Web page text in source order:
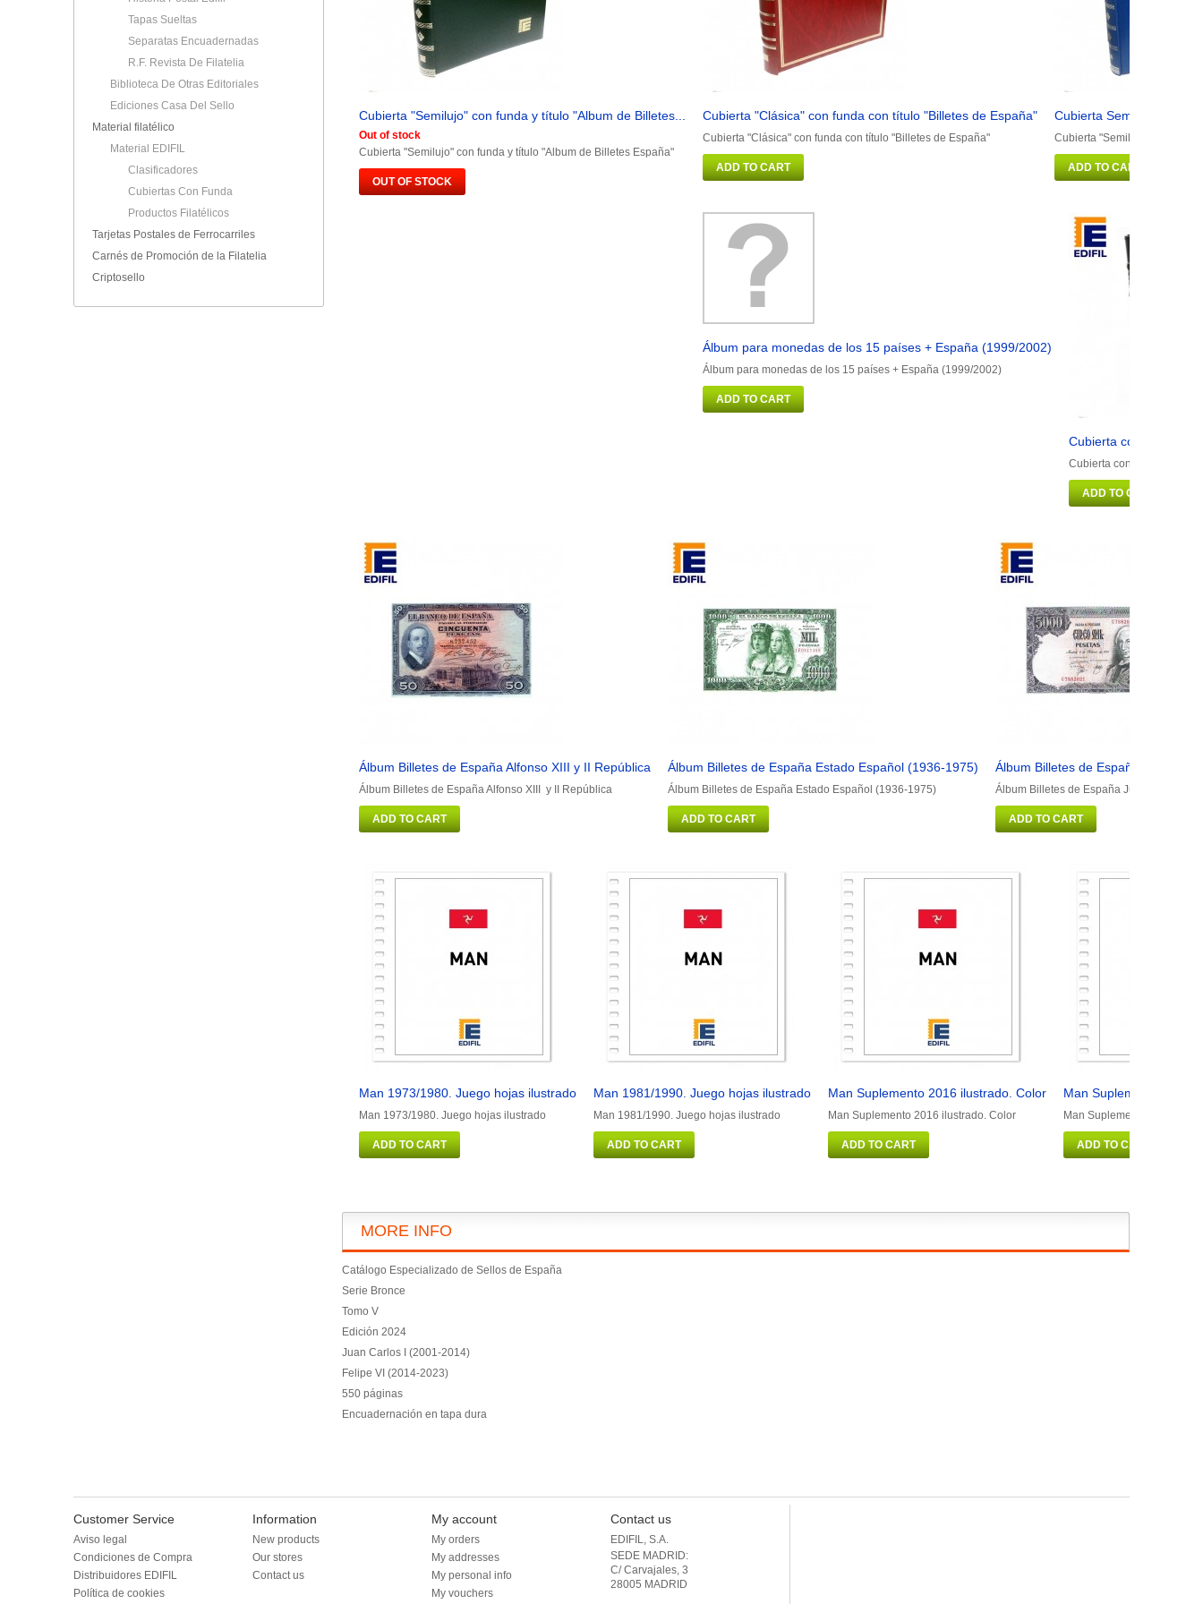
Tapas Sueltas
Separatas Encuadernadas
R.F. Revista De Filatelia
Biblioteca De Otras Editoriales
Ediciones Casa Del Sello
Material filatélico
Material EDIFIL
Clasificadores
Cubiertas Con Funda
Productos Filatélicos
Tarjetas Postales de Ferrocarriles
Carnés de Promoción de la Filatelia
Criptosello
Cubierta "Semilujo" con funda y título "Album de Billetes...
Out of stock
Cubierta "Semilujo" con funda y título "Album de Billetes España"
OUT OF STOCK
Cubierta "Clásica" con funda con título "Billetes de España"
Cubierta "Clásica" con funda con título "Billetes de España"
ADD TO CART
Cubierta Semilujo con
Cubierta "Semilujo" con
ADD TO CART
Álbum para monedas de los 15 países + España (1999/2002)
Álbum para monedas de los 15 países + España (1999/2002)
ADD TO CART
Cubierta con funda (6
Cubierta con funda (6
ADD TO CART
Álbum Billetes de España Alfonso XIII y II República
Álbum Billetes de España Alfonso XIII y II República
ADD TO CART
Álbum Billetes de España Estado Español (1936-1975)
Álbum Billetes de España Estado Español (1936-1975)
ADD TO CART
Álbum Billetes de España Juan
Álbum Billetes de España Juan Carlos I
ADD TO CART
Man 1973/1980. Juego hojas ilustrado
Man 1973/1980. Juego hojas ilustrado
ADD TO CART
Man 1981/1990. Juego hojas ilustrado
Man 1981/1990. Juego hojas ilustrado
ADD TO CART
Man Suplemento 2016 ilustrado. Color
Man Suplemento 2016 ilustrado. Color
ADD TO CART
Man Suplemento 2011
Man Suplemento 2011
ADD TO CART
MORE INFO
Catálogo Especializado de Sellos de España
Serie Bronce
Tomo V
Edición 2024
Juan Carlos I (2001-2014)
Felipe VI (2014-2023)
550 páginas
Encuadernación en tapa dura
Customer Service
Aviso legal
Condiciones de Compra
Distribuidores EDIFIL
Política de cookies
Information
New products
Our stores
Contact us
My account
My orders
My addresses
My personal info
My vouchers
Contact us
EDIFIL, S.A.
SEDE MADRID:
C/ Carvajales, 3
28005 MADRID